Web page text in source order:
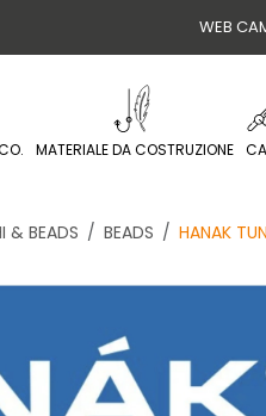
WEB
MATERIALE DA COSTRUZIONE
& BEADS BEADS HANAK